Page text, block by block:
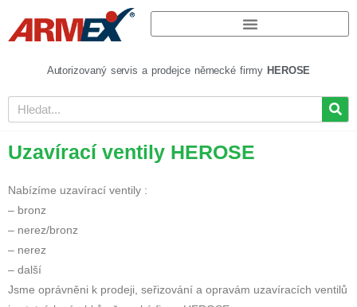
Autorizovaný servis a prodejce německé firmy HEROSE
Uzavírací ventily HEROSE
Nabízíme uzavírací ventily :
– bronz
– nerez/bronz
– nerez
– další
Jsme oprávněni k prodeji, seřizování a opravám uzavíracích ventilů